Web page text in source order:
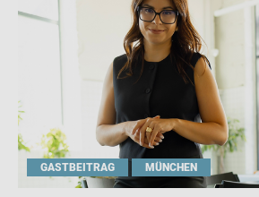
GASTBEITRAG MÜNCHEN